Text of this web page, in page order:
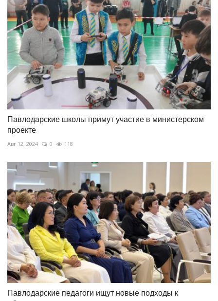
Павлодарские школы примут участие в министерском
проекте
Авг 12, 2024 0 118
Павлодарские педагоги ищут новые подходы к